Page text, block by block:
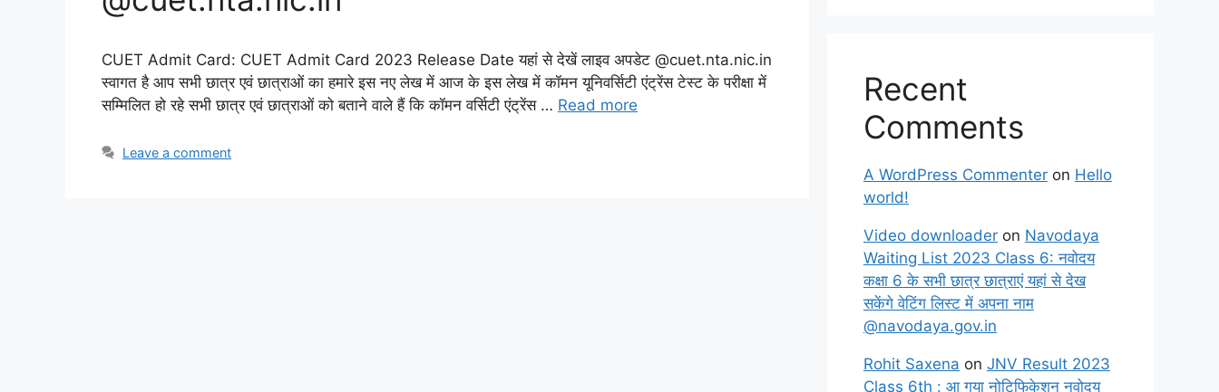
CUET Admit Card: CUET Admit Card 2023 Release Date यहां से देखें लाइव अपडेट @cuet.nta.nic.in
स्वागत है आप सभी छात्र एवं छात्राओं का हमारे इस नए लेख में आज के इस लेख में कॉमन यूनिवर्सिटी एंट्रेंस टेस्ट के परीक्षा में
सम्मिलित हो रहे सभी छात्र एवं छात्राओं को बताने वाले हैं कि कॉमन वर्सिटी एंट्रेंस … Read more
Leave a comment
Recent
Comments
A WordPress Commenter on Hello
world!
Video downloader on Navodaya
Waiting List 2023 Class 6: नवोदय
कक्षा 6 के सभी छात्र छात्राएं यहां से देख
सकेंगे वेटिंग लिस्ट में अपना नाम
@navodaya.gov.in
Rohit Saxena on JNV Result 2023
Class 6th : आ गया नोटिफिकेशन नवोदय